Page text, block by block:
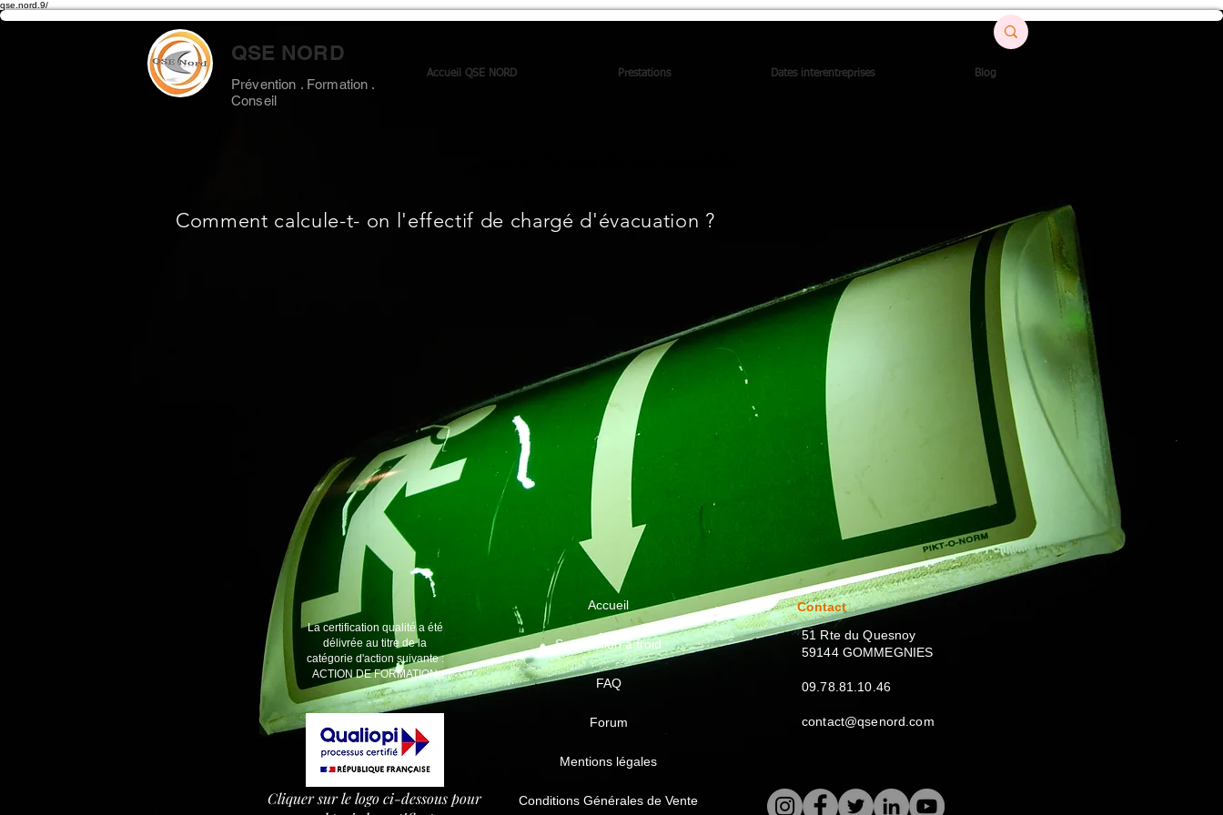
qse.nord.9/
Accueil QSE NORD Prestations Dates interentreprises Blog
QSE NORD
Prévention . Formation .
Conseil
Comment calcule-t- on l'effectif de chargé d'évacuation ?
La certification qualité a été
délivrée au titre de la
catégorie d'action suivante :
ACTION DE FORMATION
Cliquer sur le logo ci-dessous pour
Accueil
Satisfaction à froid
FAQ
Forum
Mentions légales
Conditions Générales de Vente
Contact
51 Rte du Quesnoy
59144 GOMMEGNIES
09.78.81.10.46
contact@qsenord.com